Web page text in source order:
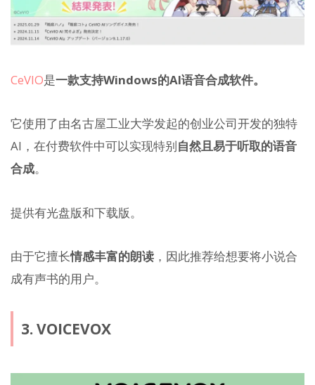
CeVIO是一款支持Windows的AI语音合成软件。
它使用了由名古屋工业大学发起的创业公司开发的独特
AI，在付费软件中可以实现特别自然且易于听取的语音
合成。
提供有光盘版和下载版。
由于它擅长情感丰富的朗读 ，因此推荐给想要将小说合
成有声书的用户。
3. VOICEVOX